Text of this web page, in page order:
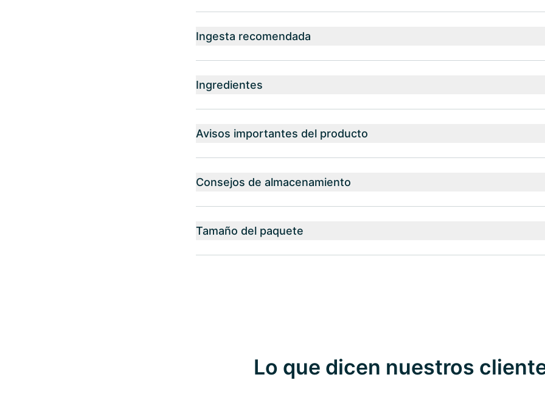
Ingesta recomendada
Ingredientes
Avisos importantes del producto
Consejos de almacenamiento
Tamaño del paquete
Lo que dicen nuestros